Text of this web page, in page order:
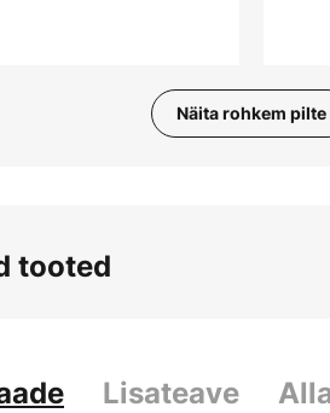
Näita rohkem pilte
tooted
Lisateave